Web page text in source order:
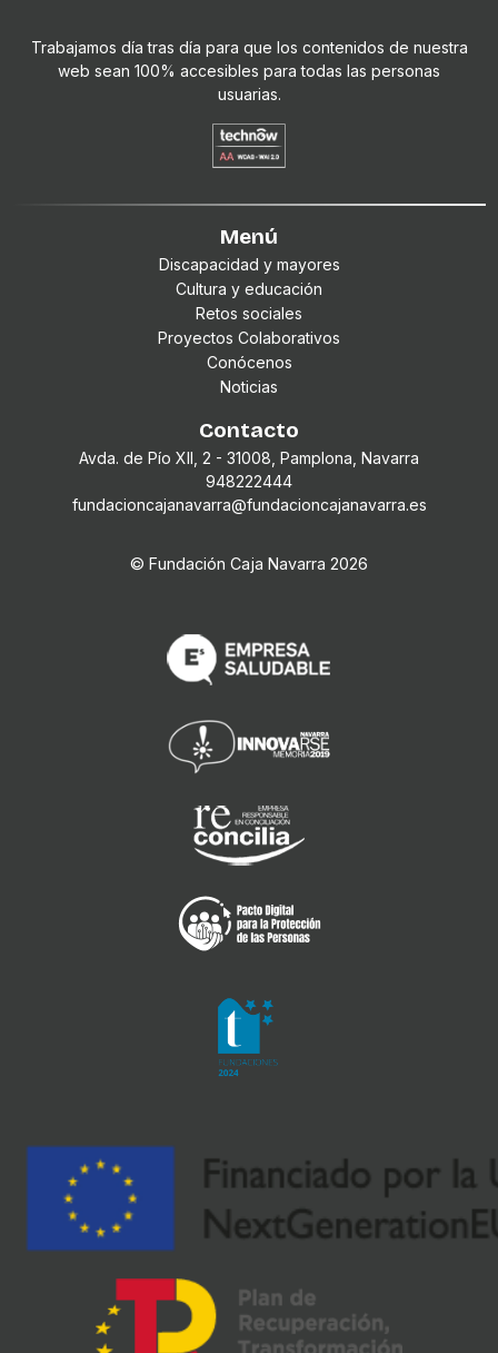
Trabajamos día tras día para que los contenidos de nuestra
web sean 100% accesibles para todas las personas
usuarias.
Menú
Discapacidad y mayores
Cultura y educación
Retos sociales
Proyectos Colaborativos
Conócenos
Noticias
Contacto
Avda. de Pío XII, 2 - 31008, Pamplona, Navarra
948222444
fundacioncajanavarra@fundacioncajanavarra.es
© Fundación Caja Navarra 2026